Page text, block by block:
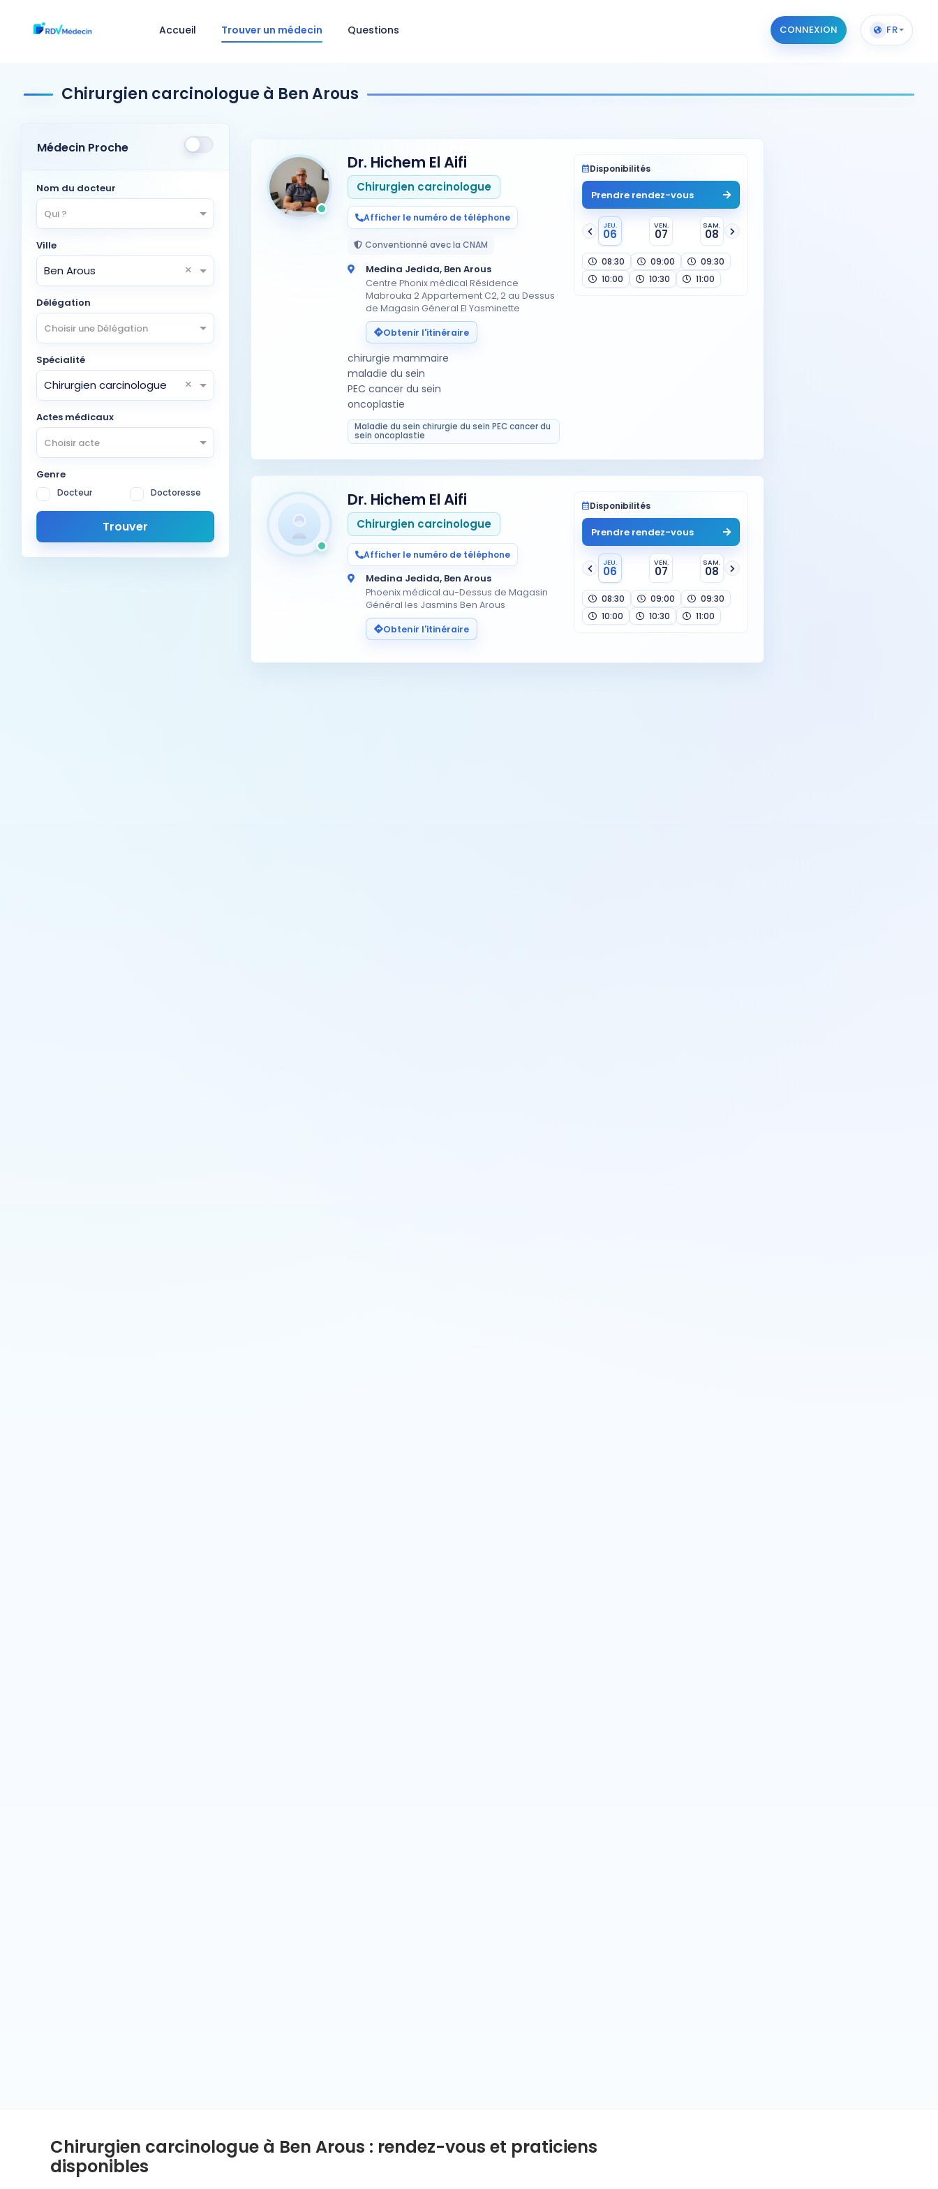
Accueil Trouver un médecin Questions CONNEXION FR
Chirurgien carcinologue à Ben Arous
Médecin Proche
Nom du docteur
Qui ?
Ville
Ben Arous ×
Délégation
Choisir une Délégation
Spécialité
Chirurgien carcinologue ×
Actes médicaux
Choisir acte
Genre
Docteur Doctoresse
Trouver
Dr. Hichem El Aifi
Chirurgien carcinologue
Afficher le numéro de téléphone
Conventionné avec la CNAM
Medina Jedida, Ben Arous
Centre Phonix médical Résidence
Mabrouka 2 Appartement C2, 2 au Dessus
de Magasin Géneral El Yasminette
Obtenir l'itinéraire
chirurgie mammaire
maladie du sein
PEC cancer du sein
oncoplastie
Maladie du sein chirurgie du sein PEC cancer du
sein oncoplastie
Disponibilités
Prendre rendez-vous
JEU.
06
VEN.
07
SAM.
08
08:30 09:00
09:30
10:00
10:30 11:00
Dr. Hichem El Aifi
Chirurgien carcinologue
Afficher le numéro de téléphone
Medina Jedida, Ben Arous
Phoenix médical au-Dessus de Magasin
Général les Jasmins Ben Arous
Obtenir l'itinéraire
Disponibilités
Prendre rendez-vous
JEU.
06
VEN.
07
SAM.
08
08:30 09:00
09:30
10:00
10:30 11:00
Chirurgien carcinologue à Ben Arous : rendez-vous et praticiens
disponibles